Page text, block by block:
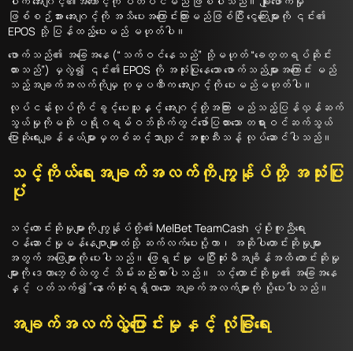
ဖြစ်စဉ်အား အေးဂျင့်ကို အသိပေးအကြောင်းကြားမည်ဖြစ်ပြီး ငွေကြေးများကို ၎င်း၏
EPOS သို့ ပြန်ထည့်ပေးမည် မဟုတ်ပါ။
ဖောက်သည်၏ အခြေအနေ (“သက်ဝင်နေသည်” သို့မဟုတ် “ခေတ္တရပ်ဆိုင်း
ထားသည်”) မှလွဲ၍ ၎င်း၏ EPOS ကို အသုံးပြုနေသော ဖောက်သည်များအကြောင်း မည်
သည့်အချက်အလက်ကိုမျှ ကုမ္ပဏီက အေးဂျင့်ကို ပေးမည်မဟုတ်ပါ။
လုပ်ငန်းလုပ်ကိုင်ခွင့်ပေးသူနှင့် အေးဂျင့်တို့အကြား မည်သည့်ပြန်လှန်ဆက်
သွယ်မှုကိုမဆို ပရိုဂရမ်ဝဘ်ဆိုက်တွင်ဖော်ပြထားသော တရားဝင်ဆက်သွယ်
ပြောဆိုရေးချန်နယ်များမှတစ်ဆင့်သာလျှင် အထူးသီးသန့် လုပ်ဆောင်ပါသည်။
သင့်ကိုယ်ရေးအချက်အလက်ကို ကျွန်ုပ်တို့ အသုံးပြု
ပုံ
သင့်တောင်းဆိုမှုများကို ကျွန်ုပ်တို့၏ MelBet TeamCash ပံ့ပိုးကူညီရေး
ဝန်ဆောင်မှုမန်နေဂျာများထံသို့ ဆက်လက်ပေးပို့ကာ၊ အဆိုပါတောင်းဆိုမှုများ
အတွက် အဖြေများကို ပေးပါသည်။ ဖြေရှင်းမှု မပြီးဆုံးမီအချိန်အထိ တောင်းဆိုမှု
များကို ဒေတာဘေ့စ်ထဲတွင် သိမ်းဆည်းထားပါသည်။ သင့်တောင်းဆိုမှု၏ အခြေအနေ
နှင့် ပတ်သက်၍ ်နောက်ဆုံးရရှိလာသော အချက်အလက်များကို ပို့ပေးပါသည်။
အချက်အလက်လွှဲပြောင်းမှုနှင့် လုံခြုံရေး